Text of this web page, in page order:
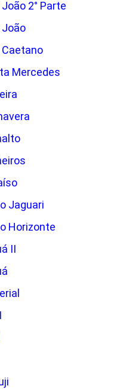
2° Parte
João
Mercedes
Jaguari
Horizonte
II